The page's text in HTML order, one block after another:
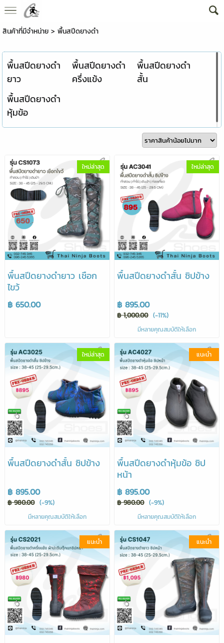
สินค้าที่มีจำหน่าย> พื้นสปีดยางดำ
พื้นสปีดยางดำ
ยาว
พื้นสปีดยางดำ
ครึ่งแข้ง
พื้นสปีดยางดำ
สั้น
พื้นสปีดยางดำ
หุ้มข้อ
ใหม่ล่าสุด
พื้นสปีดยางดำยาว เชือก
ไขว้
฿ 650.00
ใหม่ล่าสุด
พื้นสปีดยางดำสั้น ซิปข้าง
฿ 895.00
฿ 1,000.00 (-11%)
มีหลายคุณสมบัติให้เลือก
ใหม่ล่าสุด
พื้นสปีดยางดำสั้น ซิปข้าง
฿ 895.00
฿ 980.00 (-9%)
มีหลายคุณสมบัติให้เลือก
แนะนำ
พื้นสปีดยางดำหุ้มข้อ ซิป
หน้า
฿ 895.00
฿ 980.00 (-9%)
มีหลายคุณสมบัติให้เลือก
แนะนำ แนะนำ